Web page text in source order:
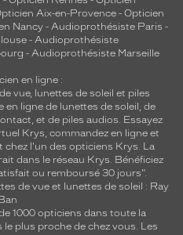
Aix-en-Provence - Opticien
Nancy - Audioprothésiste Paris -
- Audioprothésiste
- Audioprothésiste Marseille
en ligne :
vue, lunettes de soleil et piles
en ligne de lunettes de soleil, de
, et de piles audios. Essayez
Krys, commandez en ligne et
l'un des opticiens Krys. La
dans le réseau Krys. Bénéficiez
ou remboursé 30 jours".
de vue et lunettes de soleil : Ray
Ban
1000 opticiens dans toute la
le plus proche de chez vous. Les